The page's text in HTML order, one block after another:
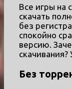
Все игры на
скачать
без
спокойно
версию.
скачивания?
Без